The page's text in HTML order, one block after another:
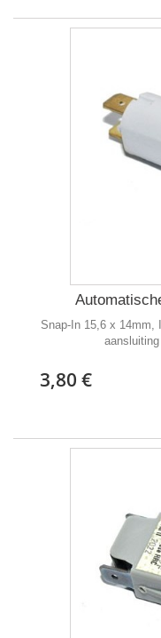
Snap-In 15,6 x 14mm,
3,80 €